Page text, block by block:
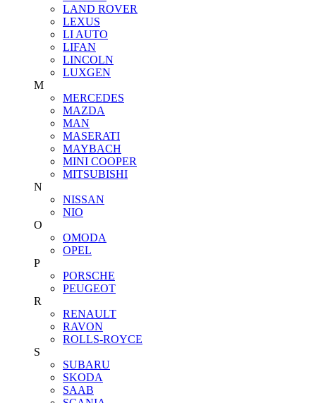
LAND ROVER
LEXUS
LI AUTO
LIFAN
LINCOLN
LUXGEN
M
MERCEDES
MAZDA
MAN
MASERATI
MAYBACH
MINI COOPER
MITSUBISHI
N
NISSAN
NIO
O
OMODA
OPEL
P
PORSCHE
PEUGEOT
R
RENAULT
RAVON
ROLLS-ROYCE
S
SUBARU
SKODA
SAAB